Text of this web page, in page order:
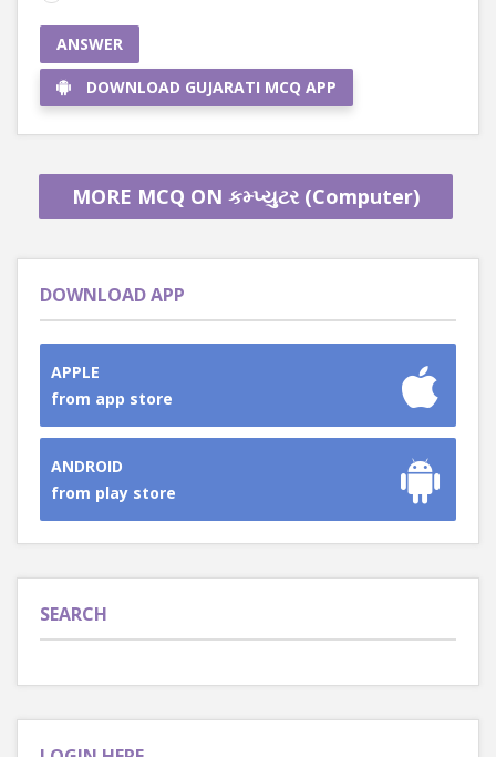
ANSWER
DOWNLOAD GUJARATI MCQ APP
MORE MCQ ON કમ્પ્યુટર (Computer)
DOWNLOAD APP
APPLE
from app store
ANDROID
from play store
SEARCH